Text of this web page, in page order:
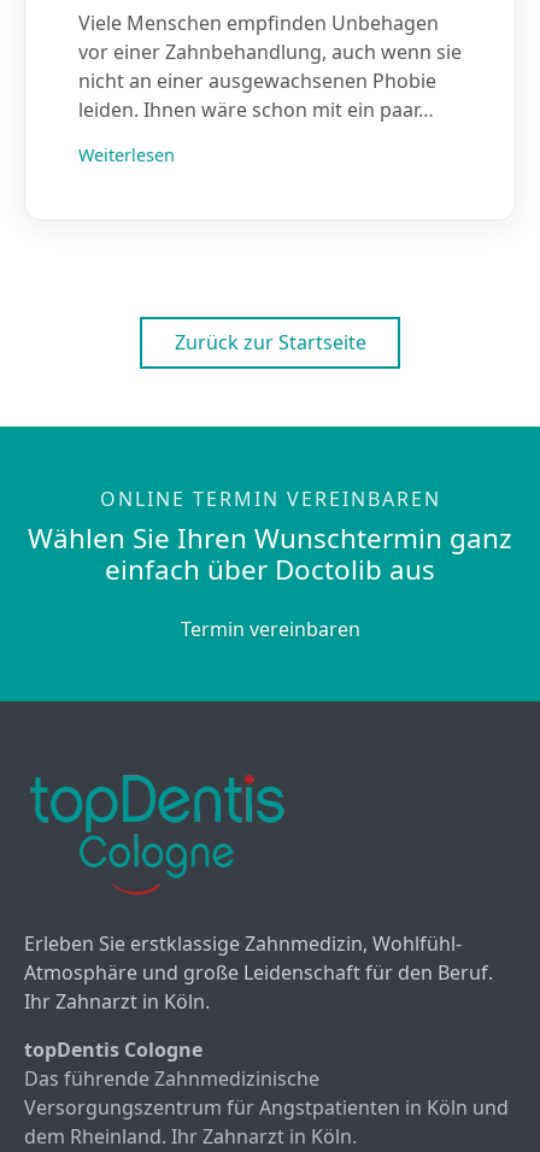
Viele Menschen empfinden Unbehagen
vor einer Zahnbehandlung, auch wenn sie
nicht an einer ausgewachsenen Phobie
leiden. Ihnen wäre schon mit ein paar…
Weiterlesen
Zurück zur Startseite
ONLINE TERMIN VEREINBAREN
Wählen Sie Ihren Wunschtermin ganz
einfach über Doctolib aus
Termin vereinbaren
Erleben Sie erstklassige Zahnmedizin, Wohlfühl-
Atmosphäre und große Leidenschaft für den Beruf.
Ihr Zahnarzt in Köln.
topDentis Cologne
Das führende Zahnmedizinische
Versorgungszentrum für Angstpatienten in Köln und
dem Rheinland. Ihr Zahnarzt in Köln.